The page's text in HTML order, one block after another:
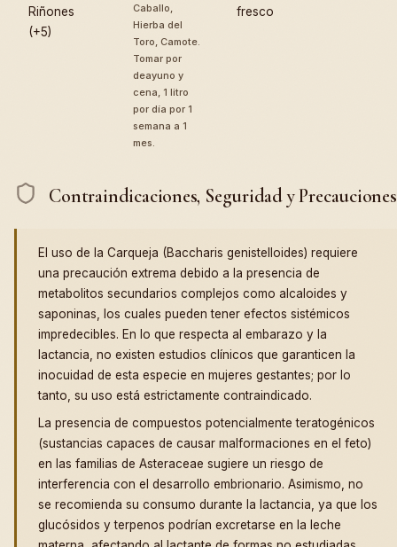
Riñones
(+5)
Caballo,
Hierba del
Toro, Camote.
Tomar por
deayuno y
cena, 1 litro
por día por 1
semana a 1
mes.
fresco
Contraindicaciones, Seguridad y Precauciones
El uso de la Carqueja (Baccharis genistelloides) requiere
una precaución extrema debido a la presencia de
metabolitos secundarios complejos como alcaloides y
saponinas, los cuales pueden tener efectos sistémicos
impredecibles. En lo que respecta al embarazo y la
lactancia, no existen estudios clínicos que garanticen la
inocuidad de esta especie en mujeres gestantes; por lo
tanto, su uso está estrictamente contraindicado.
La presencia de compuestos potencialmente teratogénicos
(sustancias capaces de causar malformaciones en el feto)
en las familias de Asteraceae sugiere un riesgo de
interferencia con el desarrollo embrionario. Asimismo, no
se recomienda su consumo durante la lactancia, ya que los
glucósidos y terpenos podrían excretarse en la leche